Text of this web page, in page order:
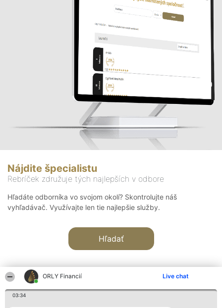
ORLY Financií Live chat
03:34
Nájdite špecialistu
Rebríček združuje tých najlepších v odbore
Hľadáte odborníka vo svojom okolí? Skontrolujte náš
vyhľadávač. Využívajte len tie najlepšie služby.
Hľadať